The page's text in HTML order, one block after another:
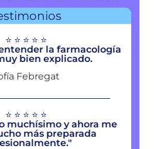
⭐ ⭐ ⭐ ⭐ ⭐
la farmacología
bien explicado.
Febregat
⭐ ⭐ ⭐ ⭐ ⭐
muchísimo y ahora me
más preparada